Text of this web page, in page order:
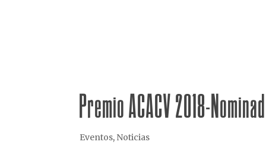
Premio ACACV 2018-
Eventos, Noticias